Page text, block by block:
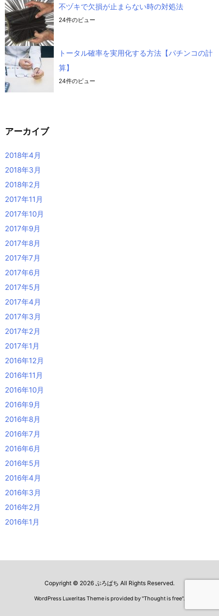
不ヅキで欠損が止まらない時の対処法
24件のビュー
トータル確率を実用化する方法【パチンコの計
算】
24件のビュー
アーカイブ
2018年4月
2018年3月
2018年2月
2017年11月
2017年10月
2017年9月
2017年8月
2017年7月
2017年6月
2017年5月
2017年4月
2017年3月
2017年2月
2017年1月
2016年12月
2016年11月
2016年10月
2016年9月
2016年8月
2016年7月
2016年6月
2016年5月
2016年4月
2016年3月
2016年2月
2016年1月
Copyright © 2026 ぷろぱち All Rights Reserved.
WordPress Luxeritas Theme is provided by "Thought is free".